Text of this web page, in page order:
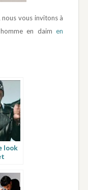
vous invitons à
en daimen
look